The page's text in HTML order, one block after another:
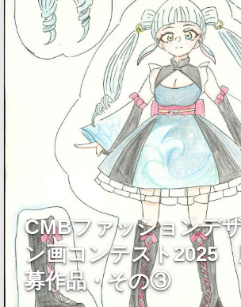
CMBファッションデ
ン画コンテスト2025
募作品・その③